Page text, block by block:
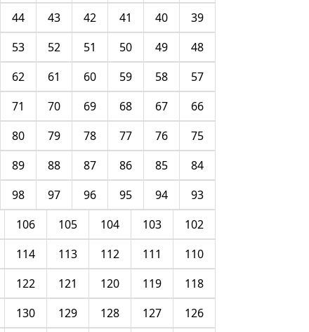
39
40
41
42
43
44
48
49
50
51
52
53
57
58
59
60
61
62
66
67
68
69
70
71
75
76
77
78
79
80
84
85
86
87
88
89
93
94
95
96
97
98
102
103
104
105
106
110
111
112
113
114
118
119
120
121
122
126
127
128
129
130